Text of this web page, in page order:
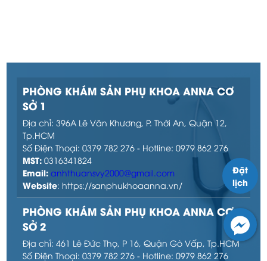
PHÒNG KHÁM SẢN PHỤ KHOA ANNA CƠ
SỞ 1
Địa chỉ: 396A Lê Văn Khương, P. Thới An, Quận 12,
Tp.HCM
Số Điện Thoại: 0379 782 276 - Hotline: 0979 862 276
MST:0316341824
Email:anhthuansvy2000@gmail.com
Website: https://sanphukhoaanna.vn/
PHÒNG KHÁM SẢN PHỤ KHOA ANNA CƠ
SỞ 2
Địa chỉ: 461 Lê Đức Thọ, P 16, Quận Gò Vấp, Tp.HCM
Số Điện Thoại: 0379 782 276 - Hotline: 0979 862 276
Đặt
lịch